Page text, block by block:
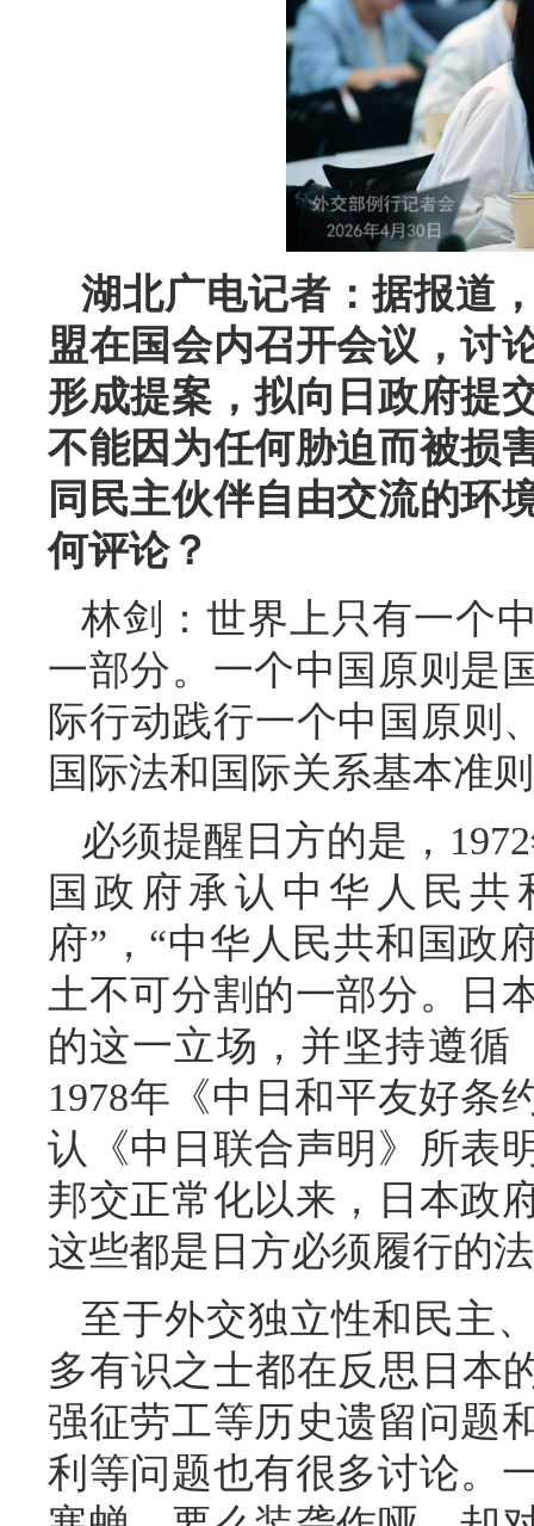
湖北广电记者：据报道
盟在国会内召开会议，讨
形成提案，拟向日政府提
不能因为任何胁迫而被损
同民主伙伴自由交流的环
何评论？
林剑：世界上只有一个
一部分。一个中国原则是
际行动践行一个中国原则
国际法和国际关系基本准
必须提醒日方的是，
国政府承认中华人民
府”，“中华人民共和国政
土不可分割的一部分。日
的这一立场，并坚持遵循
1978年《中日和平友好条
认《中日联合声明》所表
邦交正常化以来，日本政
这些都是日方必须履行的
至于外交独立性和民主
多有识之士都在反思日本
强征劳工等历史遗留问题
利等问题也有很多讨论。